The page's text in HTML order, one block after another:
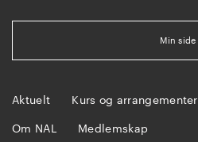
Min side
Aktuelt Kurs og arrangementer
Om NAL Medlemskap